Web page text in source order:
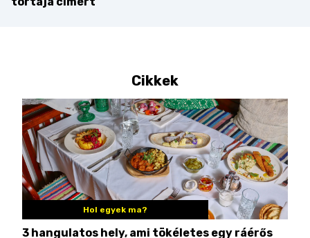
Cikkek
Hol egyek ma?
3 hangulatos hely, ami tökéletes egy ráérős